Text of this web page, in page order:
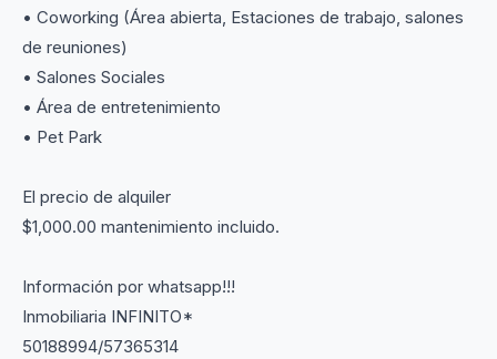
• Coworking (Área abierta, Estaciones de trabajo, salones
de reuniones)
• Salones Sociales
• Área de entretenimiento
• Pet Park
El precio de alquiler
$1,000.00 mantenimiento incluido.
Información por whatsapp!!!
Inmobiliaria INFINITO*
50188994/57365314